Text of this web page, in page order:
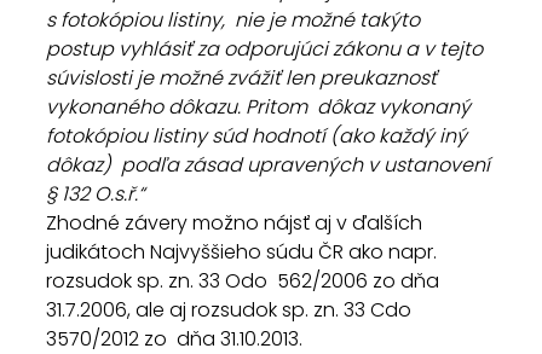
s fotokópiou listiny,  nie je možné takýto
postup vyhlásiť za odporujúci zákonu a v tejto
súvislosti je možné zvážiť len preukaznosť
vykonaného dôkazu. Pritom  dôkaz vykonaný
fotokópiou listiny súd hodnotí (ako každý iný
dôkaz)  podľa zásad upravených v ustanovení
§ 132 O.s.ř.“
Zhodné závery možno nájsť aj v ďalších
judikátoch Najvyššieho súdu ČR ako napr.
rozsudok sp. zn. 33 Odo  562/2006 zo dňa
31.7.2006, ale aj rozsudok sp. zn. 33 Cdo
3570/2012 zo  dňa 31.10.2013.